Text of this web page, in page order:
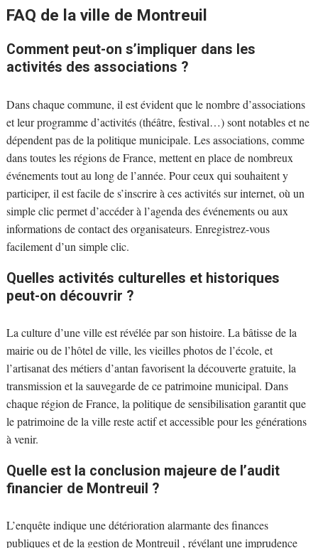
FAQ de la ville de Montreuil
Comment peut-on s’impliquer dans les
activités des associations ?
Dans chaque commune, il est évident que le nombre d’associations
et leur programme d’activités (théâtre, festival…) sont notables et ne
dépendent pas de la politique municipale. Les associations, comme
dans toutes les régions de France, mettent en place de nombreux
événements tout au long de l’année. Pour ceux qui souhaitent y
participer, il est facile de s’inscrire à ces activités sur internet, où un
simple clic permet d’accéder à l’agenda des événements ou aux
informations de contact des organisateurs. Enregistrez-vous
facilement d’un simple clic.
Quelles activités culturelles et historiques
peut-on découvrir ?
La culture d’une ville est révélée par son histoire. La bâtisse de la
mairie ou de l’hôtel de ville, les vieilles photos de l’école, et
l’artisanat des métiers d’antan favorisent la découverte gratuite, la
transmission et la sauvegarde de ce patrimoine municipal. Dans
chaque région de France, la politique de sensibilisation garantit que
le patrimoine de la ville reste actif et accessible pour les générations
à venir.
Quelle est la conclusion majeure de l’audit
financier de Montreuil ?
L’enquête indique une détérioration alarmante des finances
publiques et de la gestion de Montreuil , révélant une imprudence